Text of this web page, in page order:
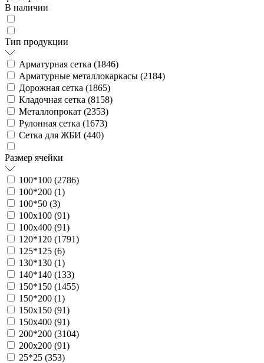
В наличии
Тип продукции
Арматурная сетка (1846)
Арматурные металлокаркасы (2184)
Дорожная сетка (1865)
Кладочная сетка (8158)
Металлопрокат (2353)
Рулонная сетка (1673)
Сетка для ЖБИ (440)
Размер ячейки
100*100 (2786)
100*200 (1)
100*50 (3)
100х100 (91)
100х400 (91)
120*120 (1791)
125*125 (6)
130*130 (1)
140*140 (133)
150*150 (1455)
150*200 (1)
150х150 (91)
150х400 (91)
200*200 (3104)
200х200 (91)
25*25 (353)